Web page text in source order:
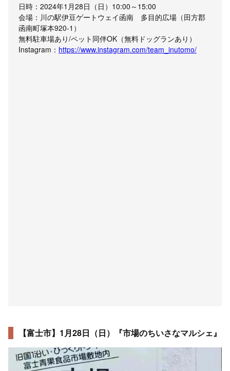
日時：2024年1月28日（日）10:00～15:00
会場：川の駅伊豆ゲートウェイ函南 多目的広場（田方郡
函南町塚本920-1）
無料駐車場あり/ペット同伴OK（無料ドッグランあり）
Instagram： https://www.instagram.com/team_inutomo/
【富士市】1月28日（日）『市場のちいさなマルシェ』